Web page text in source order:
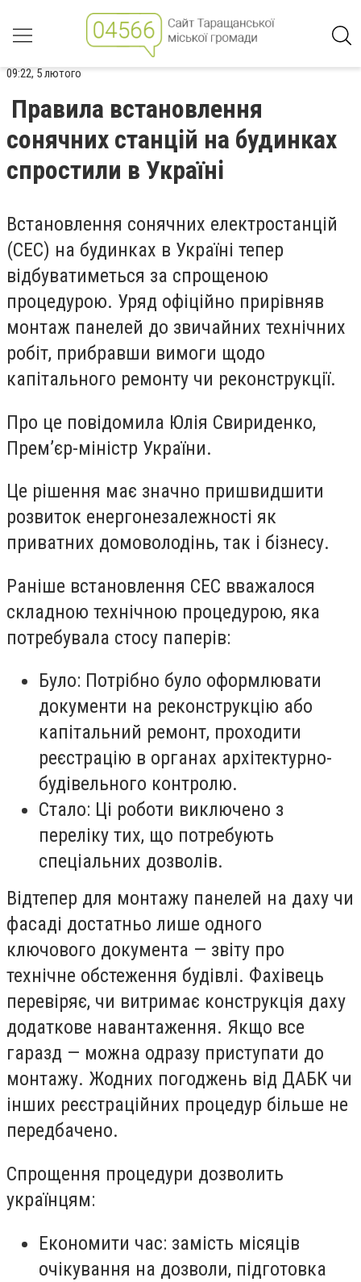
09:22, 5 лютого
Правила встановлення
сонячних станцій на будинках
спростили в Україні
Встановлення сонячних електростанцій
(СЕС) на будинках в Україні тепер
відбуватиметься за спрощеною
процедурою. Уряд офіційно прирівняв
монтаж панелей до звичайних технічних
робіт, прибравши вимоги щодо
капітального ремонту чи реконструкції.
Про це повідомила Юлія Свириденко,
Премʼєр-міністр України.
Це рішення має значно пришвидшити
розвиток енергонезалежності як
приватних домоволодінь, так і бізнесу.
Раніше встановлення СЕС вважалося
складною технічною процедурою, яка
потребувала стосу паперів:
Було: Потрібно було оформлювати
документи на реконструкцію або
капітальний ремонт, проходити
реєстрацію в органах архітектурно-
будівельного контролю.
Стало: Ці роботи виключено з
переліку тих, що потребують
спеціальних дозволів.
Відтепер для монтажу панелей на даху чи
фасаді достатньо лише одного
ключового документа — звіту про
технічне обстеження будівлі. Фахівець
перевіряє, чи витримає конструкція даху
додаткове навантаження. Якщо все
гаразд — можна одразу приступати до
монтажу. Жодних погоджень від ДАБК чи
інших реєстраційних процедур більше не
передбачено.
Спрощення процедури дозволить
українцям:
Економити час: замість місяців
очікування на дозволи, підготовка